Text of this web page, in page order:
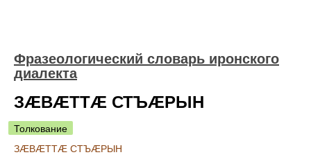
Фразеологический словарь иронского
диалекта
ЗÆВÆТТÆ СТЪÆРЫН
Толкование
ЗÆВÆТТÆ СТЪÆРЫН